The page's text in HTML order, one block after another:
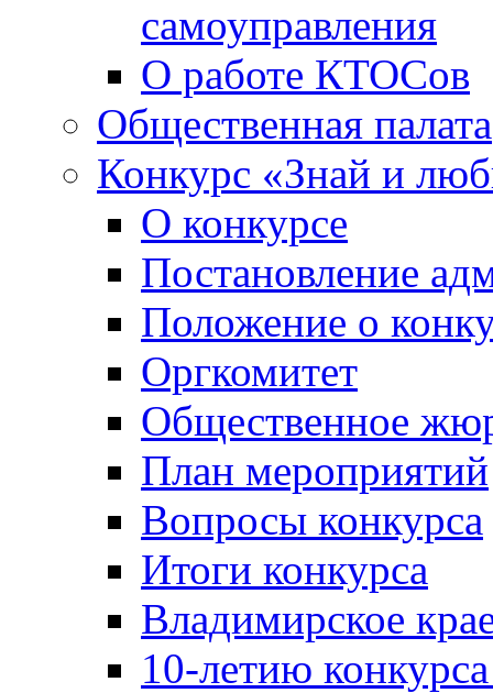
самоуправления
О работе КТОСов
Общественная палата
Конкурс «Знай и
О конкурсе
Постановление
Положение о
Оргкомитет
Общественное
План мероприятий
Вопросы конкурса
Итоги конкурса
Владимирское
10-летию